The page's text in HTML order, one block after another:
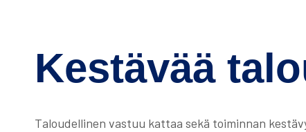
Kestävää
Taloudellinen vastuu kattaa sekä toiminnan